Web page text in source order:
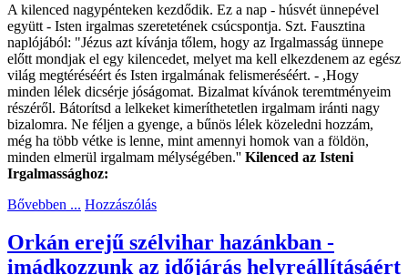
A kilenced nagypénteken kezdődik. Ez a nap - húsvét ünnepével
együtt - Isten irgalmas szeretetének csúcspontja. Szt. Fausztina
naplójából: "Jézus azt kívánja tőlem, hogy az Irgalmasság ünnepe
előtt mondjak el egy kilencedet, melyet ma kell elkezdenem az egész
világ megtéréséért és Isten irgalmának felismeréséért. - ,Hogy
minden lélek dicsérje jóságomat. Bizalmat kívánok teremtményeim
részéről. Bátorítsd a lelkeket kimeríthetetlen irgalmam iránti nagy
bizalomra. Ne féljen a gyenge, a bűnös lélek közeledni hozzám,
még ha több vétke is lenne, mint amennyi homok van a földön,
minden elmerül irgalmam mélységében.'' Kilenced az Isteni
Irgalmassághoz:
Bővebben ... Hozzászólás
Orkán erejű szélvihar hazánkban -
imádkozzunk az időjárás helyreállításáért